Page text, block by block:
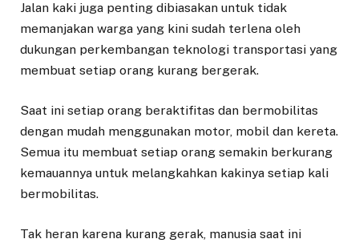
Jalan kaki juga penting dibiasakan untuk tidak
memanjakan warga yang kini sudah terlena oleh
dukungan perkembangan teknologi transportasi yang
membuat setiap orang kurang bergerak.
Saat ini setiap orang beraktifitas dan bermobilitas
dengan mudah menggunakan motor, mobil dan kereta.
Semua itu membuat setiap orang semakin berkurang
kemauannya untuk melangkahkan kakinya setiap kali
bermobilitas.
Tak heran karena kurang gerak, manusia saat ini